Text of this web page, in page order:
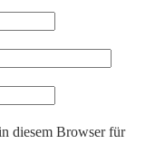
diesem Browser für